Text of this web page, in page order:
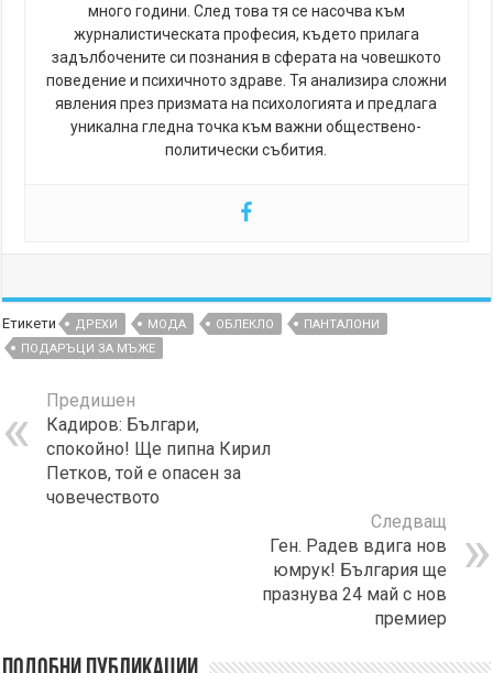
много години. След това тя се насочва към
журналистическата професия, където прилага
задълбочените си познания в сферата на човешкото
поведение и психичното здраве. Тя анализира сложни
явления през призмата на психологията и предлага
уникална гледна точка към важни обществено-
политически събития.
Етикети ДРЕХИ МОДА ОБЛЕКЛО
ПАНТАЛОНИ
ПОДАРЪЦИ ЗА МЪЖЕ
Предишен
Кадиров: Българи,
спокойно! Ще пипна Кирил
Петков, той е опасен за
човечеството
Следващ
Ген. Радев вдига нов
юмрук! България ще
празнува 24 май с нов
премиер